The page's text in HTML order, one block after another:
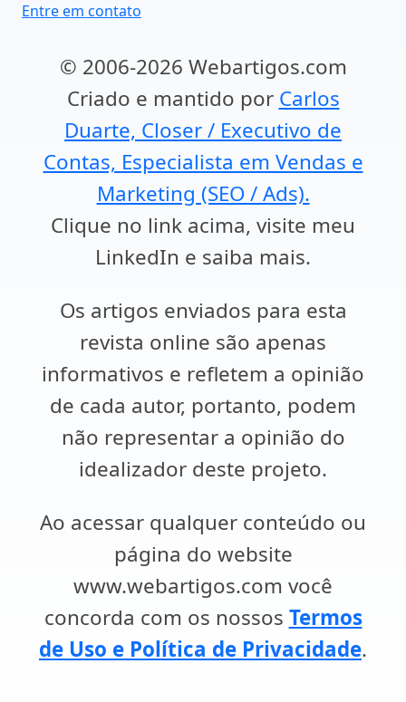
Entre em contato
© 2006-2026 Webartigos.com
Criado e mantido por Carlos
Duarte, Closer / Executivo de
Contas, Especialista em Vendas e
Marketing (SEO / Ads).
Clique no link acima, visite meu
LinkedIn e saiba mais.
Os artigos enviados para esta
revista online são apenas
informativos e refletem a opinião
de cada autor, portanto, podem
não representar a opinião do
idealizador deste projeto.
Ao acessar qualquer conteúdo ou
página do website
www.webartigos.com você
concorda com os nossos Termos
de Uso e Política de Privacidade.